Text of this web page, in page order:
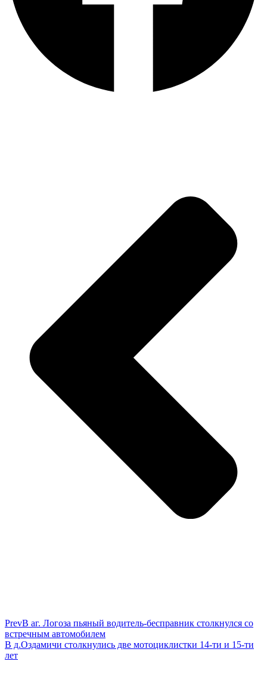
PrevВ аг. Логоза пьяный водитель-бесправник столкнулся со
встречным автомобилем
В д.Оздамичи столкнулись две мотоциклистки 14-ти и 15-ти
лет